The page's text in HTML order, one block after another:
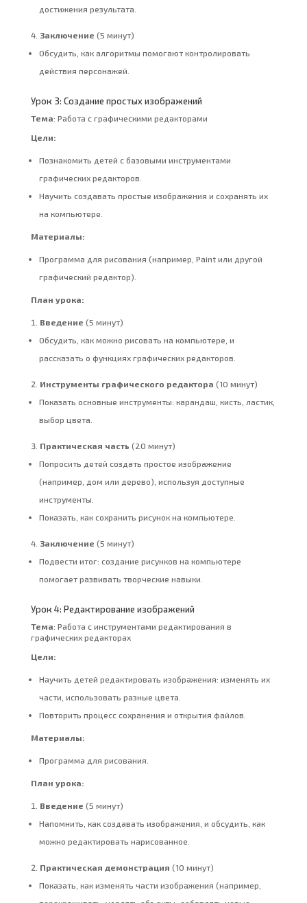
достижения результата.
Заключение (5 минут)
Обсудить, как алгоритмы помогают контролировать
действия персонажей.
Урок 3: Создание простых изображений
Тема: Работа с графическими редакторами
Цели:
Познакомить детей с базовыми инструментами
графических редакторов.
Научить создавать простые изображения и сохранять их
на компьютере.
Материалы:
Программа для рисования (например, Paint или другой
графический редактор).
План урока:
Введение (5 минут)
Обсудить, как можно рисовать на компьютере, и
рассказать о функциях графических редакторов.
Инструменты графического редактора (10 минут)
Показать основные инструменты: карандаш, кисть, ластик,
выбор цвета.
Практическая часть (20 минут)
Попросить детей создать простое изображение
(например, дом или дерево), используя доступные
инструменты.
Показать, как сохранить рисунок на компьютере.
Заключение (5 минут)
Подвести итог: создание рисунков на компьютере
помогает развивать творческие навыки.
Урок 4: Редактирование изображений
Тема: Работа с инструментами редактирования в
графических редакторах
Цели:
Научить детей редактировать изображения: изменять их
части, использовать разные цвета.
Повторить процесс сохранения и открытия файлов.
Материалы:
Программа для рисования.
План урока:
Введение (5 минут)
Напомнить, как создавать изображения, и обсудить, как
можно редактировать нарисованное.
Практическая демонстрация (10 минут)
Показать, как изменять части изображения (например,